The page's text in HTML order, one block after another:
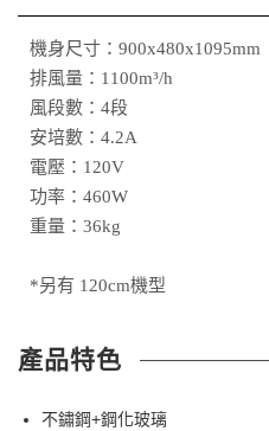
機身尺寸：900x480x1095mm
排風量：1100m³/h
風段數：4段
安培數：4.2A
電壓：120V
功率：460W
重量：36kg
*另有 120cm機型
產品特色
不鏽鋼+鋼化玻璃